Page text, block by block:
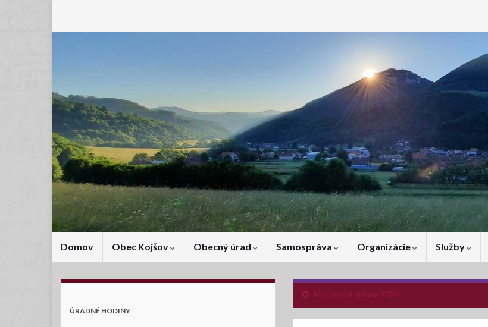
Domov Obec Kojšov Obecný úrad Samospráva Organizácie Služby
Makovická struna 2026
ÚRADNÉ HODINY